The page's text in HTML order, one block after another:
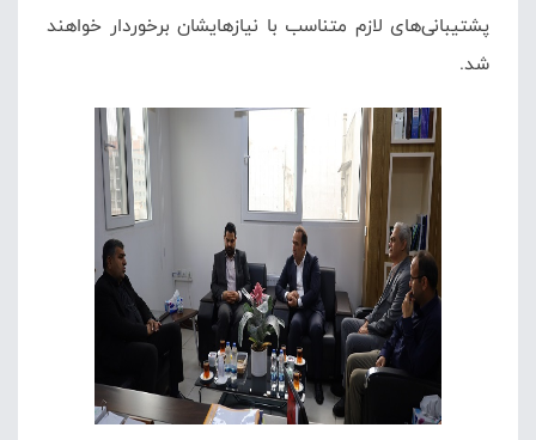
پشتیبانی‌های لازم متناسب با نیازهایشان برخوردار خواهند
شد.